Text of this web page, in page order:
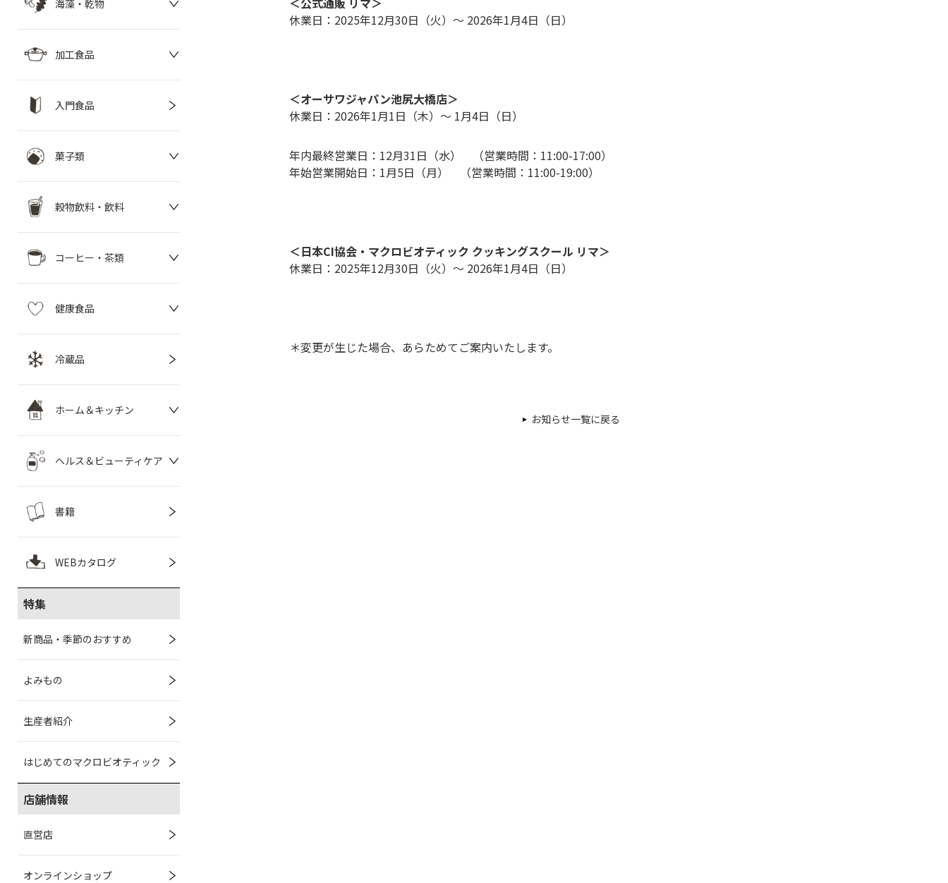
海藻・乾物
加工食品
入門食品
菓子類
穀物飲料・飲料
コーヒー・茶類
健康食品
冷蔵品
ホーム＆キッチン
ヘルス＆ビューティケア
書籍
WEBカタログ
特集
新商品・季節のおすすめ
よみもの
生産者紹介
はじめてのマクロビオティック
店舗情報
直営店
オンラインショップ
休業日：2025年12月30日（火）～ 2026年1月4日（日）
＜オーサワジャパン池尻大橋店＞
休業日：2026年1月1日（木）～ 1月4日（日）
年内最終営業日：12月31日（水） （営業時間：11:00-17:00）
年始営業開始日：1月5日（月） （営業時間：11:00-19:00）
＜日本CI協会・マクロビオティック クッキングスクール リマ＞
休業日：2025年12月30日（火）～ 2026年1月4日（日）
＊変更が生じた場合、あらためてご案内いたします。
お知らせ一覧に戻る